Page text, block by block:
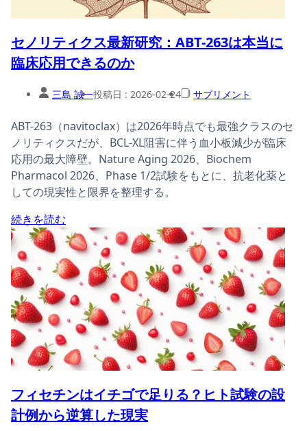
セノリティクス最新研究：ABT-263は本当に
臨床応用できるのか
三島 誠一投稿日 : 2026-02-24 サプリメント
ABT-263（navitoclax）は2026年時点でも最強クラスのセ
ノリティクスだが、BCL-XL阻害に伴う血小板減少が臨床
応用の最大障壁。Nature Aging 2026、Biochem
Pharmacol 2026、Phase 1/2試験をもとに、抗老化薬と
しての現実性と限界を整理する。
続きを読む
フィセチンはイチゴで足りる？ヒト試験の設
計例から逆算した現実